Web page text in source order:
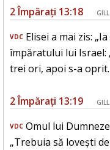
2 Împărați 13:18 GILL
VDC Elisei a mai zis:
împăratului lui Israel:
trei ori, apoi s-a oprit.
2 Împărați 13:19 GILL
VDC Omul lui
„Trebuia să lovești